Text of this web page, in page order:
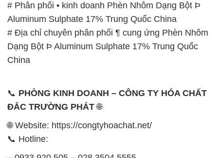
# Phân phối • kinh doanh Phèn Nhôm Dạng Bột Þ
Aluminum Sulphate 17% Trung Quốc China
# Địa chỉ chuyên phân phối ¶ cung ứng Phèn Nhôm
Dạng Bột Þ Aluminum Sulphate 17% Trung Quốc
China
📞 PHÒNG KINH DOANH – CÔNG TY HÓA CHẤT
ĐẮC TRƯỜNG PHÁT🌐
🌐 Website: https://congtyhoachat.net/
📞 Hotline: